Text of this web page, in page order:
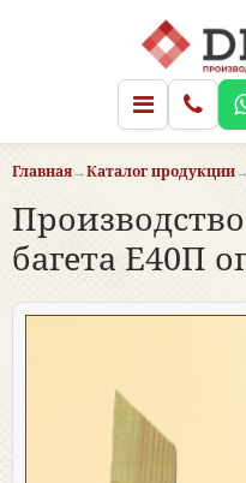
Главная→Каталог продукции→
багета Е40П